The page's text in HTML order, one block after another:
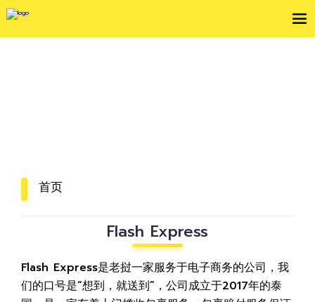
首页
Flash Express
Flash Express是老挝一家服务于电子商务的公司，我
们的口号是“想到，就送到”，公司成立于2017年的泰